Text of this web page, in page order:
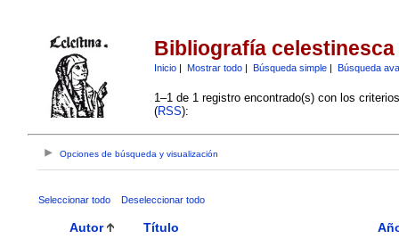
Bibliografía celestinesca
Inicio| Mostrar todo| Búsqueda simple| Búsqueda
1–1 de 1 registro encontrado(s) con los
(RSS):
Opciones de búsqueda y visualización
Seleccionar todo Deseleccionar todo
Autor Título